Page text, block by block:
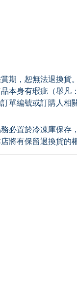
期，恕無法退換貨
本身有瑕疵（舉凡
單編號或訂購人相
必置於冷凍庫保存
將有保留退換貨的